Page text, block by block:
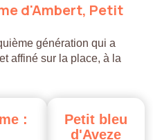
d'Ambert, Petit
génération qui a
affiné sur la place, à la
: Petit bleu
d'Aveze